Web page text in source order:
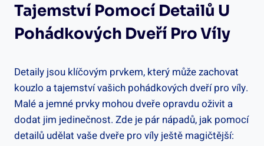
Tajemství Pomocí Detailů U
Pohádkových Dveří Pro Víly
Detaily jsou klíčovým prvkem, který může zachovat
kouzlo a tajemství vašich pohádkových dveří pro víly.
Malé a jemné prvky mohou dveře opravdu oživit a
dodat jim jedinečnost. Zde je pár nápadů, jak pomocí
detailů udělat vaše dveře pro víly ještě magičtější: